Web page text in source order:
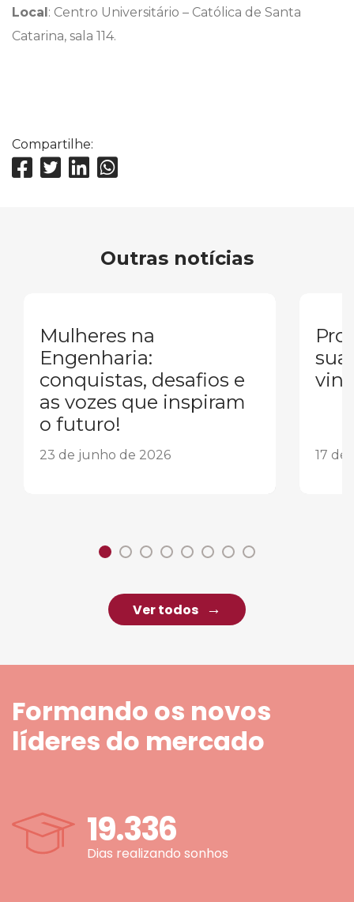
Local : Centro Universitário – Católica de Santa
Catarina, sala 114.
Compartilhe:
Outras notícias
Mulheres na
Engenharia:
conquistas, desafios e
as vozes que inspiram
o futuro!
23 de junho de 2026
sua
17 de
Ver todos
Formando os novos
líderes do mercado
19.336
Dias realizando sonhos